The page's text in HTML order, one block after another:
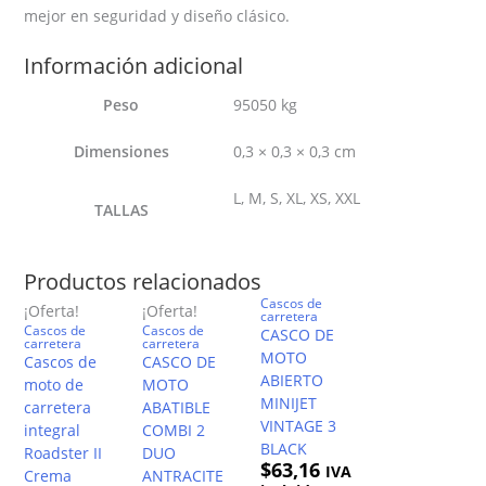
mejor en seguridad y diseño clásico.
Información adicional
Peso 95050 kg
Dimensiones 0,3 × 0,3 × 0,3 cm
TALLAS
L, M, S, XL, XS, XXL
Productos relacionados
¡Oferta!
Cascos de
carretera
Cascos de
moto de
carretera
integral
Roadster II
Crema
¡Oferta!
Cascos de
carretera
CASCO DE
MOTO
ABATIBLE
COMBI 2
DUO
ANTRACITE
Cascos de
carretera
CASCO DE
MOTO
ABIERTO
MINIJET
VINTAGE 3
BLACK
$63,16 IVA